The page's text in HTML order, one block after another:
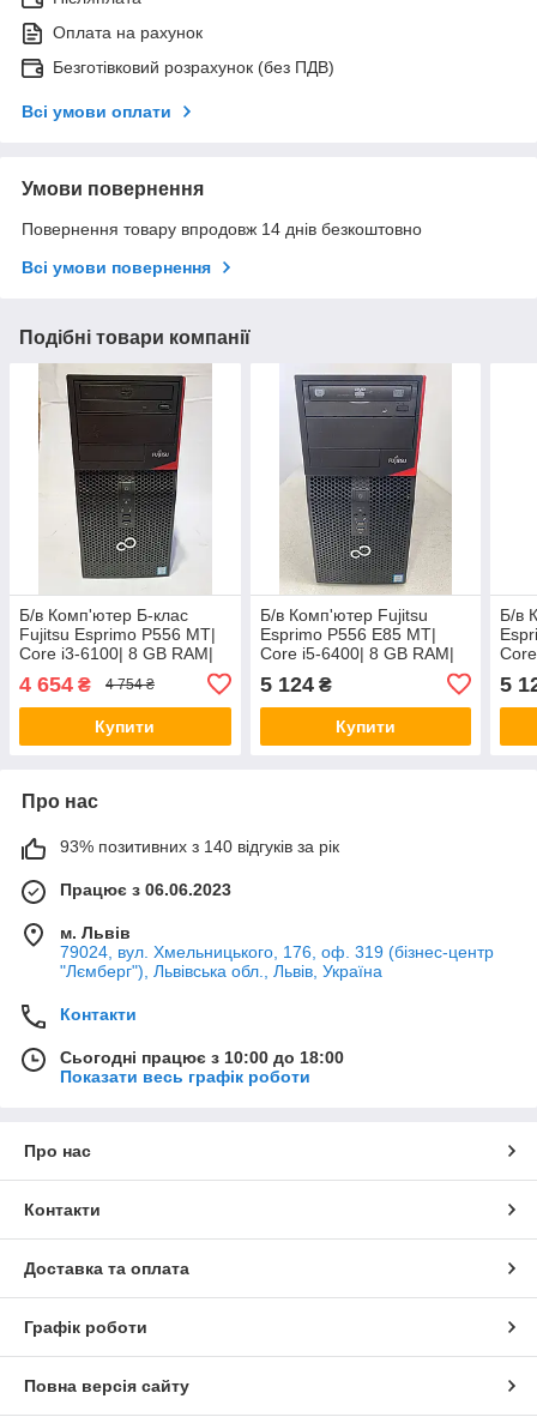
Оплата на рахунок
Безготівковий розрахунок (без ПДВ)
Всі умови оплати
Умови повернення
Повернення товару впродовж 14 днів безкоштовно
Всі умови повернення
Подібні товари компанії
Б/в Комп'ютер Б-клас
Fujitsu Esprimo P556 MT|
Core i3-6100| 8 GB RAM|
4 654 ₴ 4 754 ₴
Купити
Б/в Комп'ютер Fujitsu
Esprimo P556 E85 MT|
Core i5-6400| 8 GB RAM|
5 124₴
Купити
Б/в
5
Про нас
93% позитивних з 140 відгуків за рік
Працює з 06.06.2023
м. Львів
79024, вул. Хмельницького, 176, оф. 319 (бізнес-центр
"Лємберг"), Львівська обл., Львів, Україна
Контакти
Сьогодні працює з 10:00 до 18:00
Показати весь графік роботи
Про нас
Контакти
Доставка та оплата
Графік роботи
Повна версія сайту